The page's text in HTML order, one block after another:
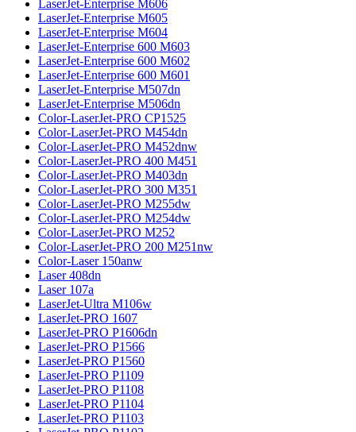
LaserJet-Enterprise M606
LaserJet-Enterprise M605
LaserJet-Enterprise M604
LaserJet-Enterprise 600 M603
LaserJet-Enterprise 600 M602
LaserJet-Enterprise 600 M601
LaserJet-Enterprise M507dn
LaserJet-Enterprise M506dn
Color-LaserJet-PRO CP1525
Color-LaserJet-PRO M454dn
Color-LaserJet-PRO M452dnw
Color-LaserJet-PRO 400 M451
Color-LaserJet-PRO M403dn
Color-LaserJet-PRO 300 M351
Color-LaserJet-PRO M255dw
Color-LaserJet-PRO M254dw
Color-LaserJet-PRO M252
Color-LaserJet-PRO 200 M251nw
Color-Laser 150anw
Laser 408dn
Laser 107a
LaserJet-Ultra M106w
LaserJet-PRO 1607
LaserJet-PRO P1606dn
LaserJet-PRO P1566
LaserJet-PRO P1560
LaserJet-PRO P1109
LaserJet-PRO P1108
LaserJet-PRO P1104
LaserJet-PRO P1103